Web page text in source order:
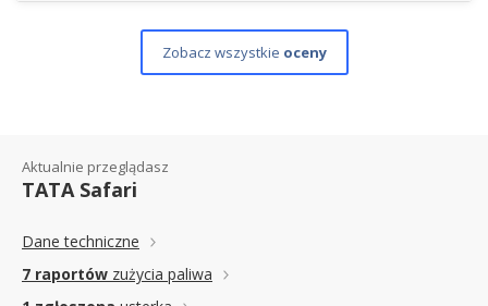
Zobacz wszystkie oceny
Aktualnie przeglądasz
TATA Safari
Dane techniczne
7 raportów zużycia paliwa